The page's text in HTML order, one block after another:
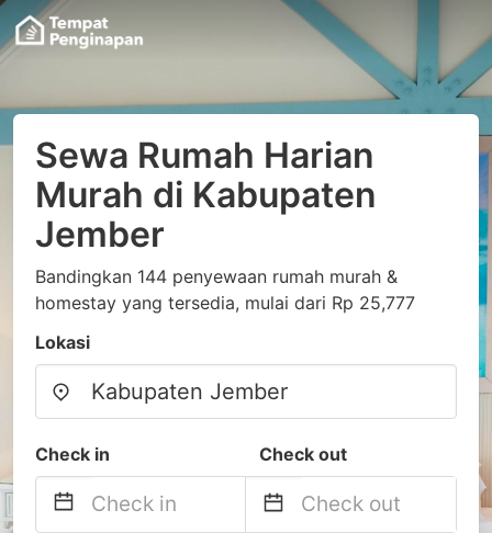
Sewa Rumah Harian
Murah di Kabupaten
Jember
Bandingkan 144 penyewaan rumah murah &
homestay yang tersedia, mulai dari Rp 25,777
Lokasi
Check in Check out